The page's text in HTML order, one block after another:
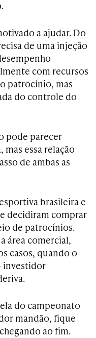
a ajudar. Do
de uma injeção
com recursos
patrocínio, mas
do controle do
pode parecer
essa relação
de ambas as
brasileira e
decidiram comprar
de patrocínios.
área comercial,
casos, quando o
investidor
do campeonato
mandão, fique
ao fim.